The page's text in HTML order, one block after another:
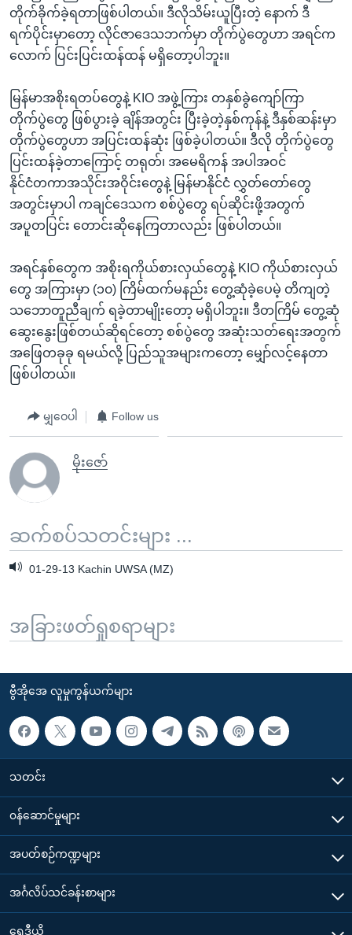
တိုက်ခိုက်ခဲ့ရတာဖြစ်ပါတယ်။ ဒီလိုသိမ်းယူပြီးတဲ့ နောက် ဒီ
ရက်ပိုင်းမှာတော့ လိုင်ဇာဒေသဘက်မှာ တိုက်ပွဲတွေဟာ အရင်က
လောက် ပြင်းပြင်းထန်ထန် မရှိတော့ပါဘူး။
မြန်မာအစိုးရတပ်တွေနဲ့ KIO အဖွဲ့ကြား တနှစ်ခွဲကျော်ကြာ
တိုက်ပွဲတွေ ဖြစ်ပွားခဲ့ ချိန်အတွင်း ပြီးခဲ့တဲ့နှစ်ကုန်နဲ့ ဒီနှစ်ဆန်းမှာ
တိုက်ပွဲတွေဟာ အပြင်းထန်ဆုံး ဖြစ်ခဲ့ပါတယ်။ ဒီလို တိုက်ပွဲတွေ
ပြင်းထန်ခဲ့တာကြောင့် တရုတ်၊ အမေရိကန် အပါအဝင်
နိုင်ငံတကာအသိုင်းအဝိုင်းတွေနဲ့ မြန်မာနိုင်ငံ လွှတ်တော်တွေ
အတွင်းမှာပါ ကချင်ဒေသက စစ်ပွဲတွေ ရပ်ဆိုင်းဖို့အတွက်
အပူတပြင်း တောင်းဆိုနေကြတာလည်း ဖြစ်ပါတယ်။
အရင်နှစ်တွေက အစိုးရကိုယ်စားလှယ်တွေနဲ့ KIO ကိုယ်စားလှယ်
တွေ အကြားမှာ (၁၀) ကြိမ်ထက်မနည်း တွေ့ဆုံခဲ့ပေမဲ့ တိကျတဲ့
သဘောတူညီချက် ရခဲ့တာမျိုးတော့ မရှိပါဘူး။ ဒီတကြိမ် တွေ့ဆုံ
ဆွေးနွေးဖြစ်တယ်ဆိုရင်တော့ စစ်ပွဲတွေ အဆုံးသတ်ရေးအတွက်
အဖြေတခုခု ရမယ်လို့ ပြည်သူအများကတော့ မျှော်လင့်နေတာ
ဖြစ်ပါတယ်။
မျှဝေပါ Follow us
မိုးဇော်
ဆက်စပ်သတင်းများ ...
01-29-13 Kachin UWSA (MZ)
အခြားဖတ်ရှုစရာများ
ဗွီအိုအေ လူမှုကွန်ယက်များ
သတင်း
၀န်ဆောင်မှုများ
အပတ်စဉ်ကဏ္ဍများ
အင်္ဂလိပ်သင်ခန်းစာများ
ရေဒီယို